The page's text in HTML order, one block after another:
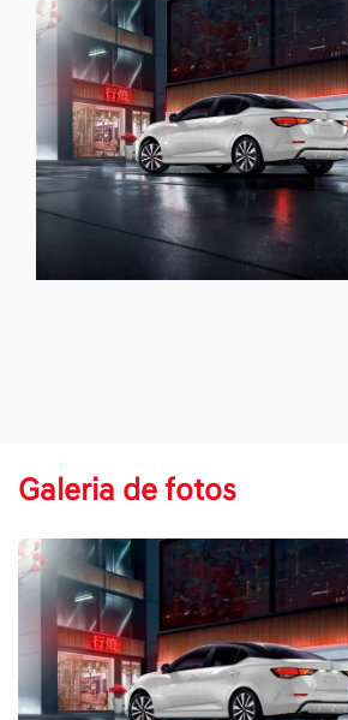
Galeria de fotos